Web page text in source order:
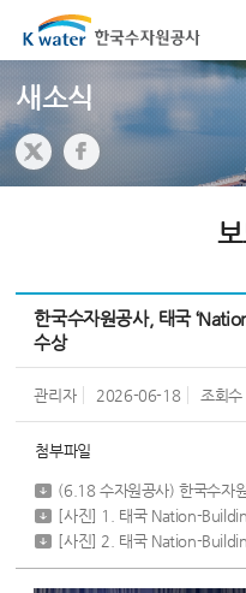
새소식
한국수자원공사, 태국
수상
관리자 2026-06-18 조회수
첨부파일
(6.18 수자원공사) 한국수자원공사, 태국
[사진] 1. 태국 Nation-
[사진] 2. 태국 Nation-